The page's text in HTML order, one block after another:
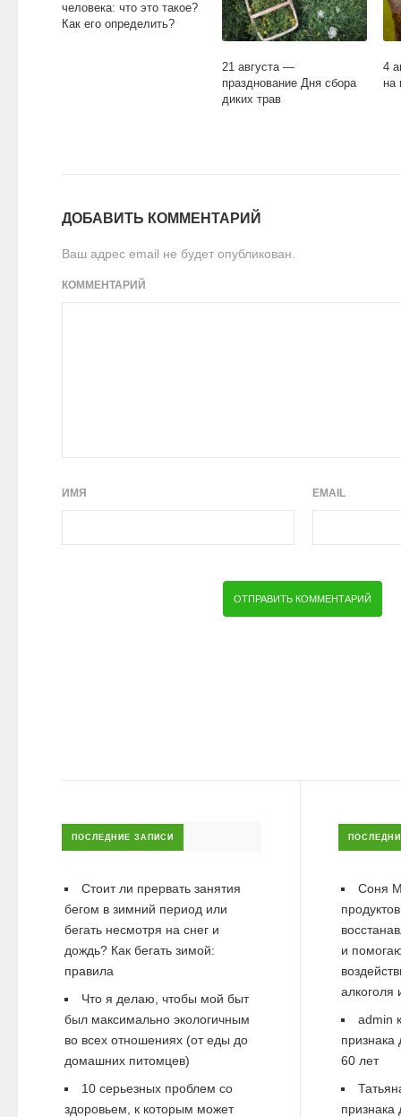
человека: что это такое?
Как его определить?
21 августа —
празднование Дня сбора
диких трав
4
на
ДОБАВИТЬ КОММЕНТАРИЙ
Ваш адрес email не будет опубликован.
КОММЕНТАРИЙ
ИМЯ EMAIL
ПОСЛЕДНИЕ ЗАПИСИ
Стоит ли прервать занятия
бегом в зимний период или
бегать несмотря на снег и
дождь? Как бегать зимой:
правила
Что я делаю, чтобы мой быт
был максимально экологичным
во всех отношениях (от еды до
домашних питомцев)
10 серьезных проблем со
здоровьем, к которым может
Соня
и
алкоголя
admin
60 лет